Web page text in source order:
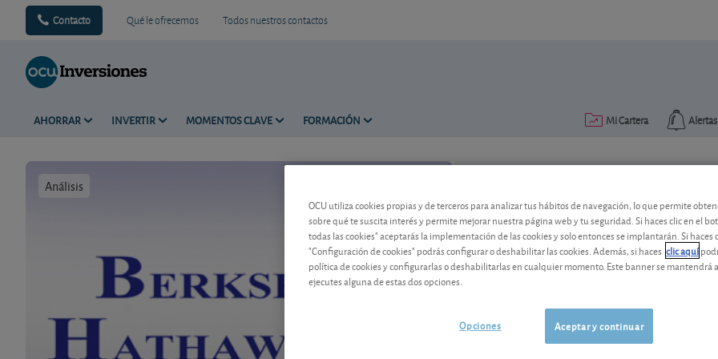
Contacto Qué le ofrecemos Todos nuestros contactos
AHORRAR INVERTIR MOMENTOS CLAVE FORMACIÓN Alertas
Mi Cartera
Análisis
¡Berkshire Hathaway lo vio
¡En 2022, el holding inversor de
bancos más pequeños! Qué hacer
OCU utiliza cookies propias y de terceros para analizar tus hábitos de navegación, lo que permite
sobre qué te suscita interés y permite mejorar nuestra página web y tu seguridad. Si haces clic en el
todas las cookies" aceptarás la implementación de las cookies y solo entonces se implantarán. Si haces
"Configuración de cookies" podrás configurar o deshabilitar las cookies. Además, si haces clic aquí
política de cookies y configurarlas o deshabilitarlas en cualquier momento. Este banner se mantendrá
ejecutes alguna de estas dos opciones.
Aceptar y continuar
Opciones